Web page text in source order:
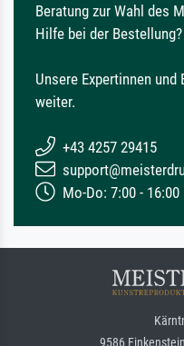
Beratung zur Wahl des
Hilfe bei der Bestellung?
Unsere Expertinnen und
weiter.
+43 4257 29415
Mo-Do: 7:00 -
9586